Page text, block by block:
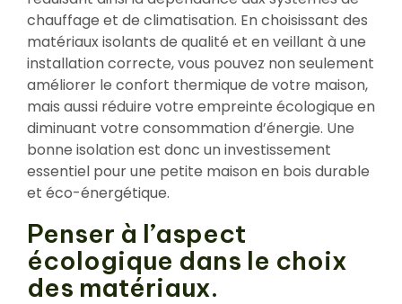
chauffage et de climatisation. En choisissant des
matériaux isolants de qualité et en veillant à une
installation correcte, vous pouvez non seulement
améliorer le confort thermique de votre maison,
mais aussi réduire votre empreinte écologique en
diminuant votre consommation d’énergie. Une
bonne isolation est donc un investissement
essentiel pour une petite maison en bois durable
et éco-énergétique.
Penser à l’aspect
écologique dans le choix
des matériaux.